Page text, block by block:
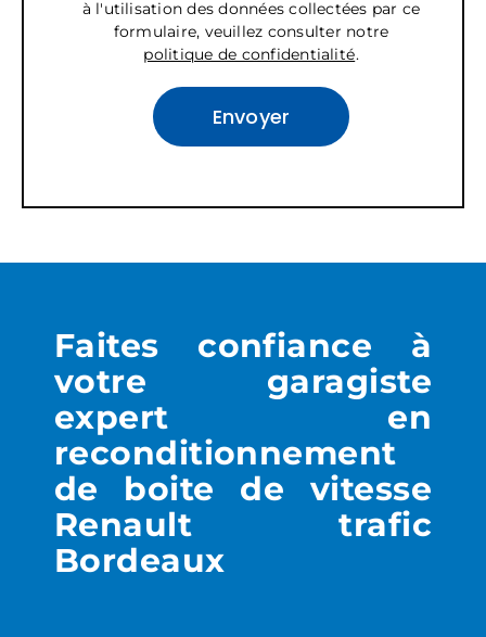
à l'utilisation des données collectées par ce
formulaire, veuillez consulter notre
politique de confidentialité.
Faites confiance à
votre garagiste
expert en
reconditionnement
de boite de vitesse
Renault trafic
Bordeaux